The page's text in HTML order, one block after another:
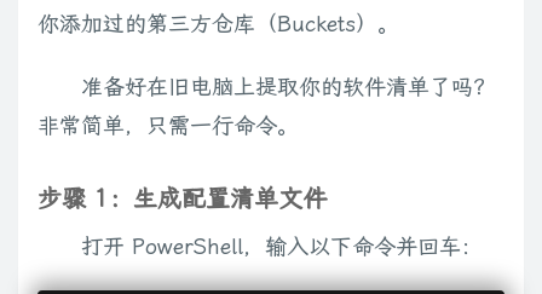
你添加过的第三方仓库（Buckets）。
准备好在旧电脑上提取你的软件清单了吗？
非常简单，只需一行命令。
步骤 1：生成配置清单文件
打开 PowerShell，输入以下命令并回车：